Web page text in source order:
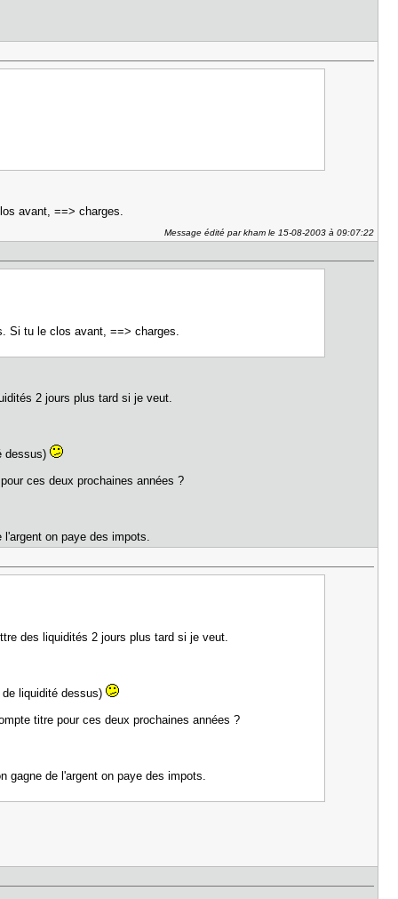
avant, ==> charges.
Message édité par kham le 15-08-2003 à 09:07:22
Si tu le clos avant, ==> charges.
2 jours plus tard si je veut.
dessus)
ces deux prochaines années ?
on paye des impots.
des liquidités 2 jours plus tard si je veut.
liquidité dessus)
titre pour ces deux prochaines années ?
gagne de l'argent on paye des impots.